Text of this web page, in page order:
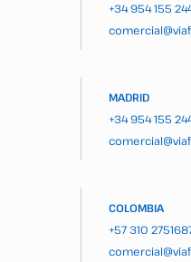
+34 954 155
MADRID
+34 954 155
COLOMBIA
+57 310